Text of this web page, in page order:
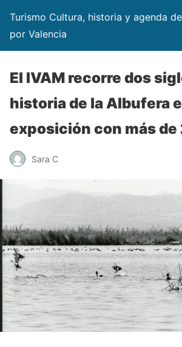
Turismo Cultura, historia y agenda
por Valencia
El IVAM recorre dos
historia de la Albufera
exposición con más
Sara C